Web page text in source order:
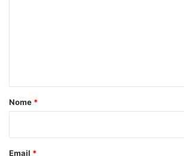
o
Nome *
Email *